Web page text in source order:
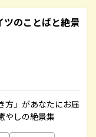
のことばと絶景
方」があなたにお届
やしの絶景集